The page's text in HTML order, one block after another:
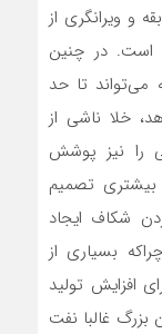
و ویرانگری از
است. در چنین
می‌‌‌تواند تا حد
خلا ناشی از
را نیز پوشش
تصمیم
شکاف ایجاد
بسیاری از
افزایش تولید
بزرگ غالبا نفت